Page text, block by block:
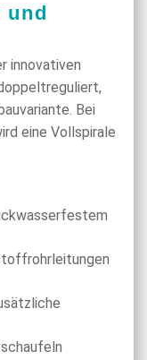
und
innovativen
Bei
eine Vollspirale